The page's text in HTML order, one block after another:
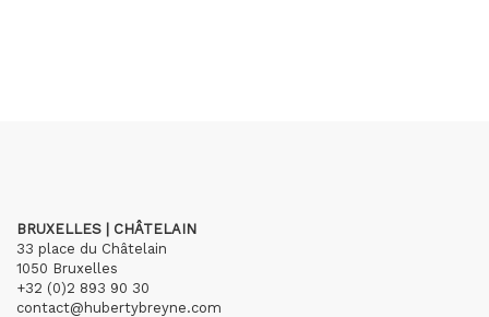
BRUXELLES | CHÂTELAIN
33 place du Châtelain
1050 Bruxelles
+32 (0)2 893 90 30
contact@hubertybreyne.com